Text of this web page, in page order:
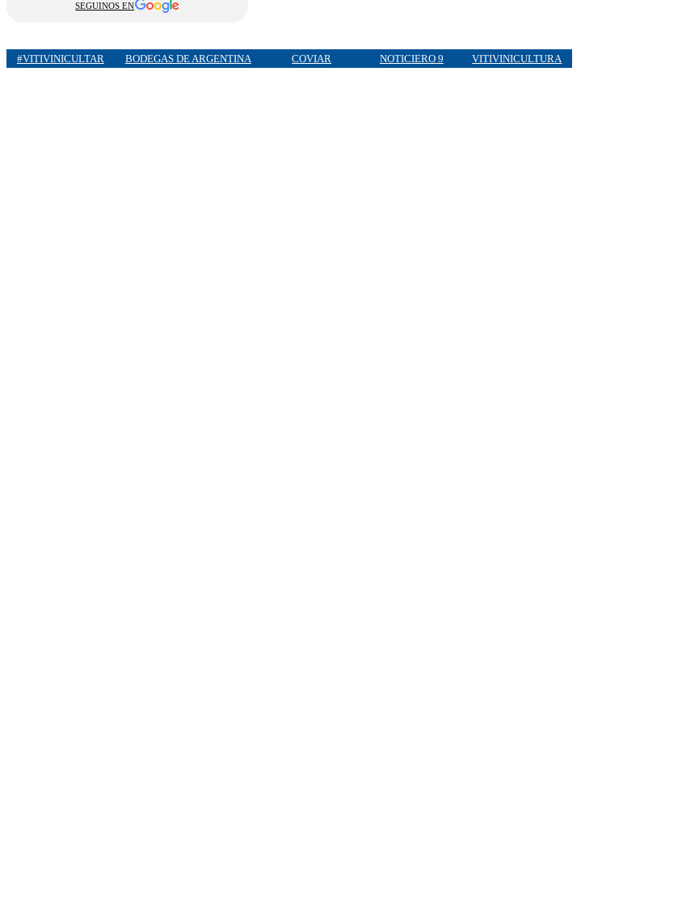
SEGUINOS EN
#VITIVINICULTAR BODEGAS DE ARGENTINA COVIAR NOTICIERO 9 VITIVINICULTURA